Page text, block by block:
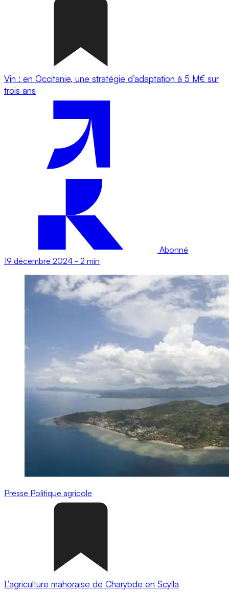
Vin : en Occitanie, une stratégie d’adaptation à 5 M€ sur
trois ans
Abonné
19 décembre 2024 - 2 min
Presse Politique agricole
L’agriculture mahoraise de Charybde en Scylla